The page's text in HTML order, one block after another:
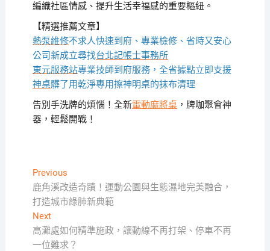
編織社區情感、提升生活幸福感的重要樞紐。
【精選推薦文章】
熱泵維修不求人快速到府、專業檢修、省時又安心
公司新成立尋找台北記帳士事務所
東元服務站專業技師到府服務，全省據點立即支援
神桌髒了用乾淨專用擦神明桌的抹布清理
告別手洗牌的煩惱！全新電動麻將桌，牌咖聚會神
器，輕鬆開戰！
文
章
導
覽
PreviousPrevious
post:
鹿角溪改造奇蹟！運動公園與生態濕地完美融合，
打造城市綠肺新典範
NextNext
post:
高灘處如何精準施政，讓動線不再打架、停車不再
一位難求？